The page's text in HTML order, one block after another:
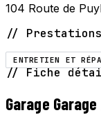
104 Route de
//
ENTRETIEN ET
// Fiche
Garage